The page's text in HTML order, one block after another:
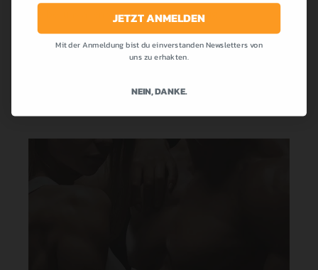
die bei uns allen so beliebt war! Cremig,...
JETZT ANMELDEN
Mit der Anmeldung bist du einverstanden Newsletters von
uns zu erhakten.
NEIN, DANKE.